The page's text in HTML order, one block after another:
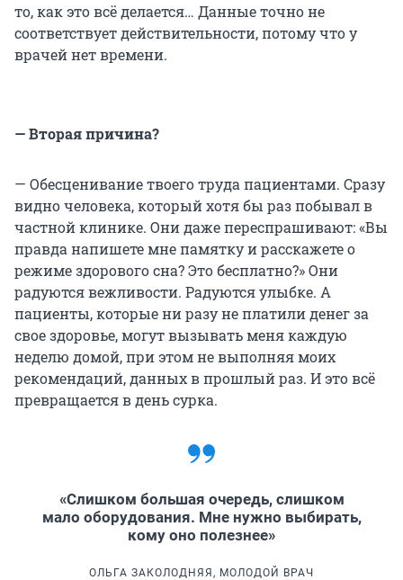
то, как это всё делается… Данные точно не
соответствует действительности, потому что у
врачей нет времени.
— Вторая причина?
— Обесценивание твоего труда пациентами. Сразу
видно человека, который хотя бы раз побывал в
частной клинике. Они даже переспрашивают: «Вы
правда напишете мне памятку и расскажете о
режиме здорового сна? Это бесплатно?» Они
радуются вежливости. Радуются улыбке. А
пациенты, которые ни разу не платили денег за
свое здоровье, могут вызывать меня каждую
неделю домой, при этом не выполняя моих
рекомендаций, данных в прошлый раз. И это всё
превращается в день сурка.
«Слишком большая очередь, слишком
мало оборудования. Мне нужно выбирать,
кому оно полезнее»
ОЛЬГА ЗАКОЛОДНЯЯ, МОЛОДОЙ ВРАЧ